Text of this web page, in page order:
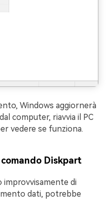
Windows aggiornerà
computer, riavvia il PC
vedere se funziona.
Diskpart
improvvisamente di
dati, potrebbe